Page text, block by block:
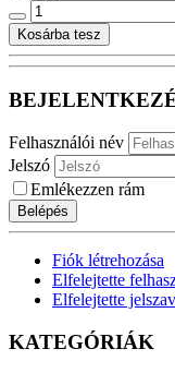
Felhasználói név
Jelszó
Emlékezzen rám
Belépés
Fiók létrehozása
Elfelejtette
Elfelejtette
KATEGÓRIÁK